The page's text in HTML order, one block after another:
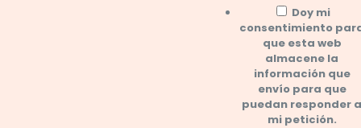
Doy mi
consentimiento
que esta web
almacene la
información que
envío para que
puedan responder
mi petición.